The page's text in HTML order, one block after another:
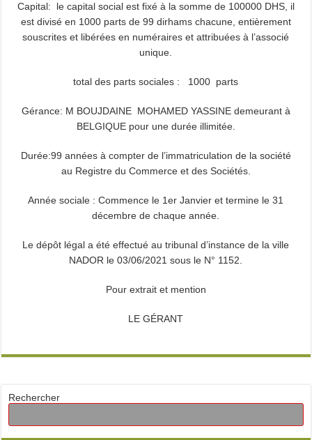
Capital: le capital social est fixé à la somme de 100000 DHS, il
est divisé en 1000 parts de 99 dirhams chacune, entièrement
souscrites et libérées en numéraires et attribuées à l’associé
unique.
total des parts sociales : 1000 parts
Gérance: M BOUJDAINE MOHAMED YASSINE demeurant à
BELGIQUE pour une durée illimitée.
Durée:99 années à compter de l’immatriculation de la société
au Registre du Commerce et des Sociétés.
Année sociale : Commence le 1er Janvier et termine le 31
décembre de chaque année.
Le dépôt légal a été effectué au tribunal d’instance de la ville
NADOR le 03/06/2021 sous le N° 1152.
Pour extrait et mention
LE GÉRANT
Rechercher